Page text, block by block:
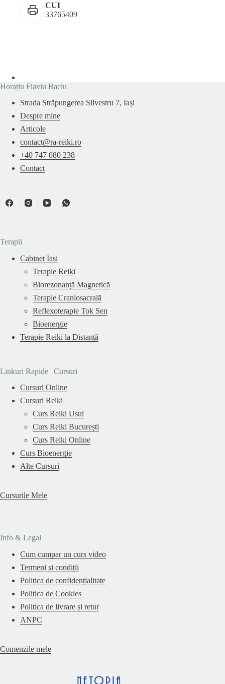
CUI
33765409
Horațiu Flaviu Baciu
Strada Străpungerea Silvestru 7, Iași
Despre mine
Articole
contact@ra-reiki.ro
+40 747 080 238
Contact
Terapii
Cabinet Iasi
Terapie Reiki
Biorezonanță Magnetică
Terapie Craniosacrală
Reflexoterapie Tok Sen
Bioenergie
Terapie Reiki la Distanță
Linkuri Rapide | Cursuri
Cursuri Online
Cursuri Reiki
Curs Reiki Usui
Curs Reiki București
Curs Reiki Online
Curs Bioenergie
Alte Cursuri
Cursurile Mele
Info & Legal
Cum cumpar un curs video
Termeni și condiții
Politica de confidențialitate
Politica de Cookies
Politica de livrare și retur
ANPC
Comenzile mele